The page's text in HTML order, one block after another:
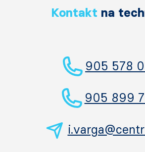
Kontakt na
905 578
905 899